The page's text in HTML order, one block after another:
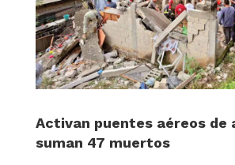
Activan puentes aéreos de
suman 47 muertos